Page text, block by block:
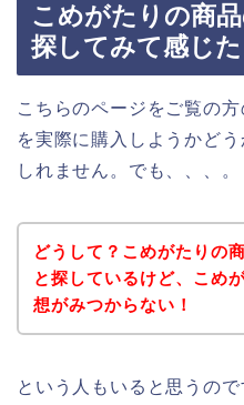
こめがたりの商
探してみて感じ
こちらのページをご覧の
を実際に購入しようかど
しれません。でも、、、。
どうして？こめがたりの
と探しているけど、こめ
想がみつからない！
という人もいると思うの